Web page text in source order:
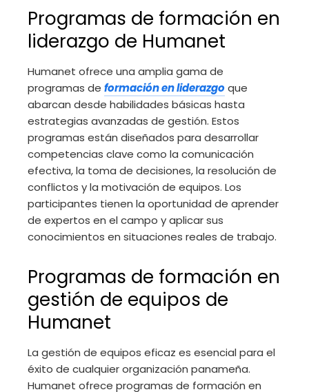
Programas de formación en
liderazgo de Humanet
Humanet ofrece una amplia gama de
programas de formación en liderazgoque
abarcan desde habilidades básicas hasta
estrategias avanzadas de gestión. Estos
programas están diseñados para desarrollar
competencias clave como la comunicación
efectiva, la toma de decisiones, la resolución de
conflictos y la motivación de equipos. Los
participantes tienen la oportunidad de aprender
de expertos en el campo y aplicar sus
conocimientos en situaciones reales de trabajo.
Programas de formación en
gestión de equipos de
Humanet
La gestión de equipos eficaz es esencial para el
éxito de cualquier organización panameña.
Humanet ofrece programas de formación en